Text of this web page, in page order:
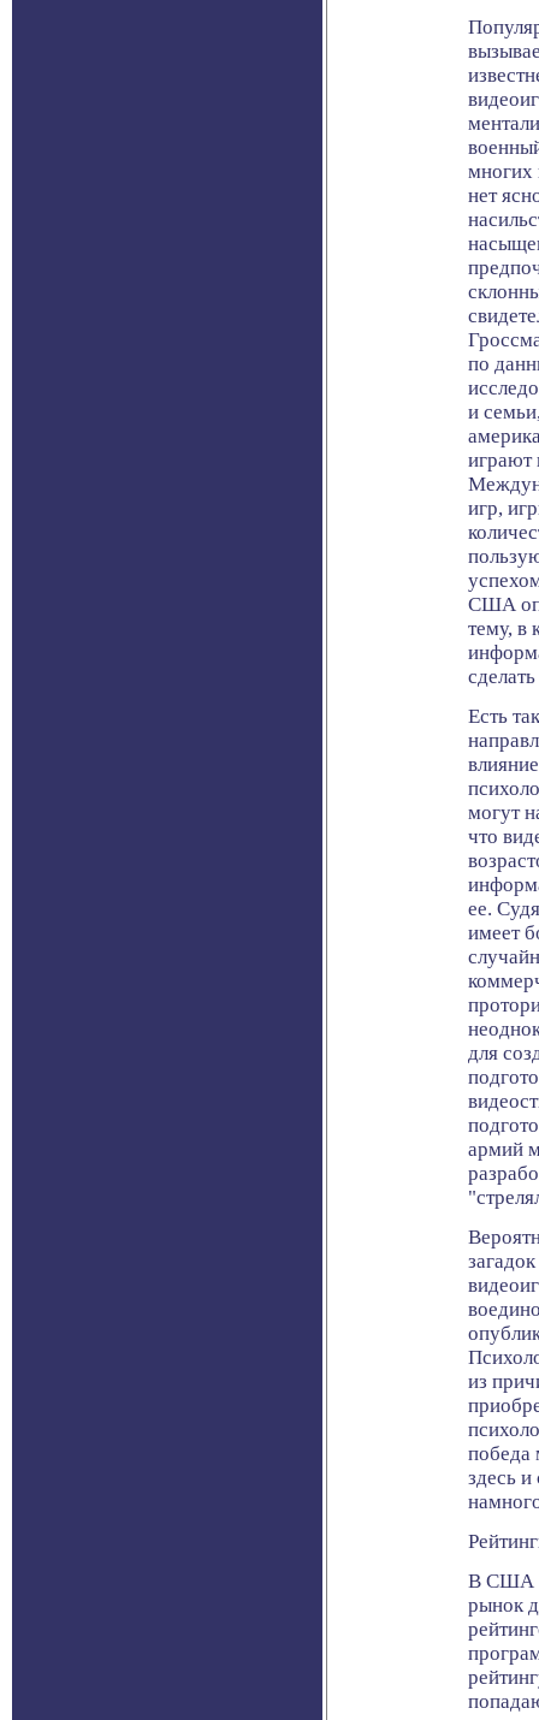
многих
нет
по
и
играют
игр,
США
тему, в
Есть
могут
что
ее.
имеет
для
армий
из
победа
здесь
В США
рынок